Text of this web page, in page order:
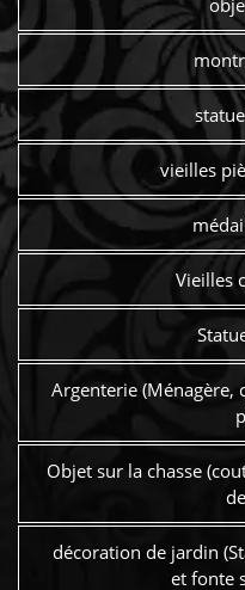
vieilles
Vieilles
Argenterie (Ménagère,
Objet sur la chasse
décoration de jardin
et fonte